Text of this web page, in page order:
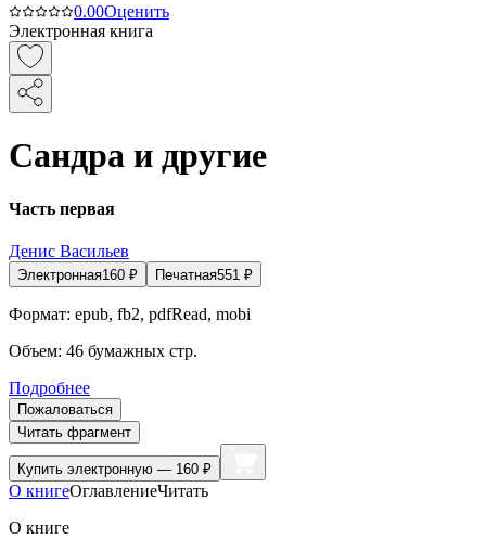
0.00Оценить
Электронная книга
Сандра и другие
Часть первая
Денис Васильев
Электронная160 ₽ Печатная551 ₽
Формат: epub, fb2, pdfRead, mobi
Объем: 46 бумажных стр.
Подробнее
Пожаловаться
Читать фрагмент
Купить электронную — 160 ₽
О книгеОглавлениеЧитать
О книге